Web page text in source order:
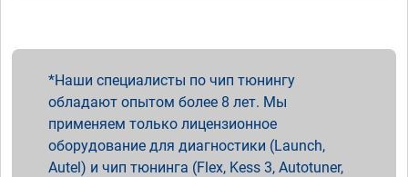
Наши специалисты по чип тюнингу
обладают опытом более 8 лет. Мы
применяем только лицензионное
оборудование для диагностики (Launch,
Autel) и чип тюнинга (Flex, Kess 3, Autotuner,